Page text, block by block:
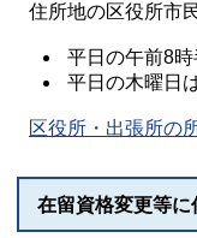
住所地の区役所市
平日の午前8
平日の木曜日
区役所・出張所の
在留資格変更等